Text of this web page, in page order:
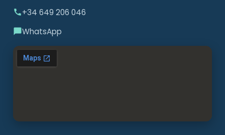
+34 649 206 046
WhatsApp